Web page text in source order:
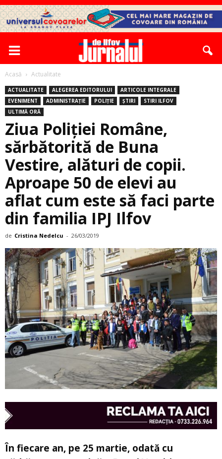
Acasă Actualitate
ACTUALITATE ALEGEREA EDITORULUI
ARTICOLE INTEGRALE
EVENIMENT
ADMINISTRAȚIE POLIȚIE ȘTIRI
STIRI ILFOV
ULTIMĂ ORĂ
Ziua Poliţiei Române,
sărbătorită de Buna
Vestire, alături de copii.
Aproape 50 de elevi au
aflat cum este să faci parte
din familia IPJ Ilfov
de Cristina Nedelcu - 26/03/2019
În fiecare an, pe 25 martie, odată cu